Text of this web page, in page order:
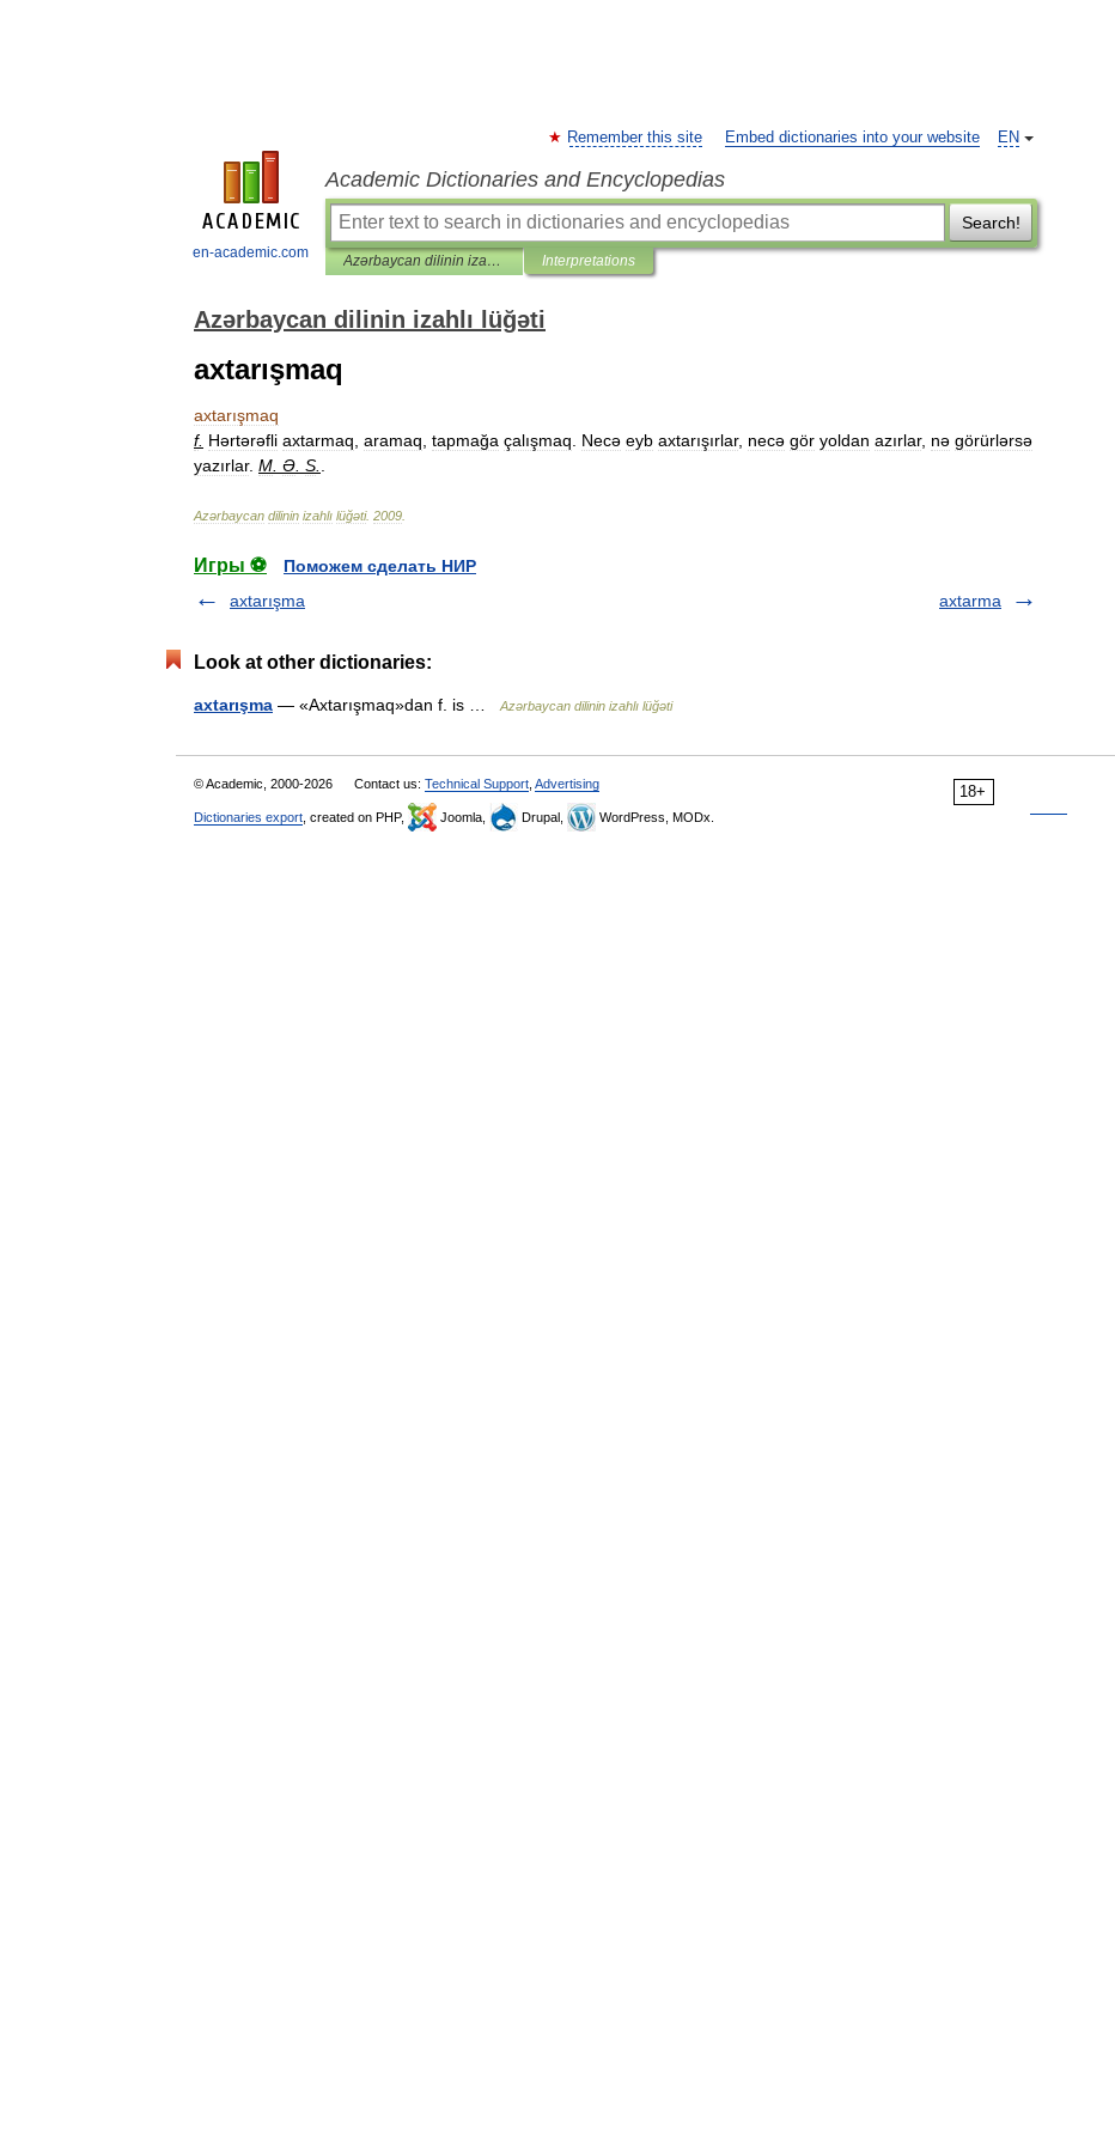
en-academic.com
EN
Remember this site Embed dictionaries into your website
Academic Dictionaries and Encyclopedias
Search!
Azərbaycan dilinin izahlı lüğəti Interpretations
Azərbaycan dilinin izahlı lüğəti
axtarışmaq
axtarışmaq
f. Hərtərəfli axtarmaq aramaq tapmağa çalışmaq Necə eyb axtarışırlar, necə gör yoldan azırlar, nə görürlərsə
yazırlar. M Ə S
Azərbaycan dilinin izahlı lüğəti. 2009
Игры ⚽
Поможем сделать НИР
axtarışma
axtarma
Look at other dictionaries:
axtarışma — «Axtarışmaq»dan f. is … Azərbaycan dilinin izahlı lüğəti
18+
© Academic, 2000-2026 Contact us: Technical Support Advertising
Dictionaries export , created on PHP, Joomla, Drupal, WordPress, MODx.